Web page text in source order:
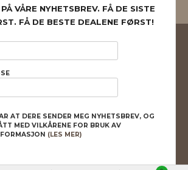
NYHETSBREV
slik at du får en bedre kjøpsopplevelse og vi kan
cookies hovedsaklig til å lagre
hva du har puttet i handlekurven din. Fortsett å
om du godtar dette.Les merellerendre innstillinger
VÅRE NYHETSBREV. FÅ DE SISTE
FÅ DE BESTE DEALENE FØRST!
AT DERE SENDER MEG NYHETSBREV, OG
MED VILKÅRENE FOR BRUK AV
(LES MER)